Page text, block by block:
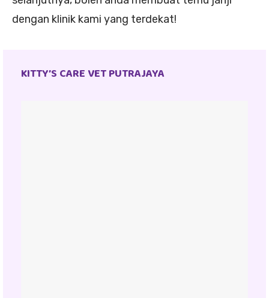
dengan klinik kami yang terdekat!
KITTY’S CARE VET PUTRAJAYA